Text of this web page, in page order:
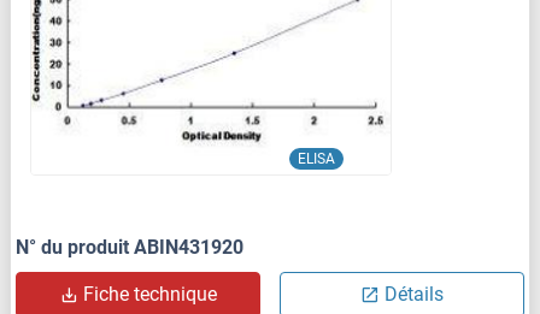
ELISA
N° du produit ABIN431920
Fiche technique Détails